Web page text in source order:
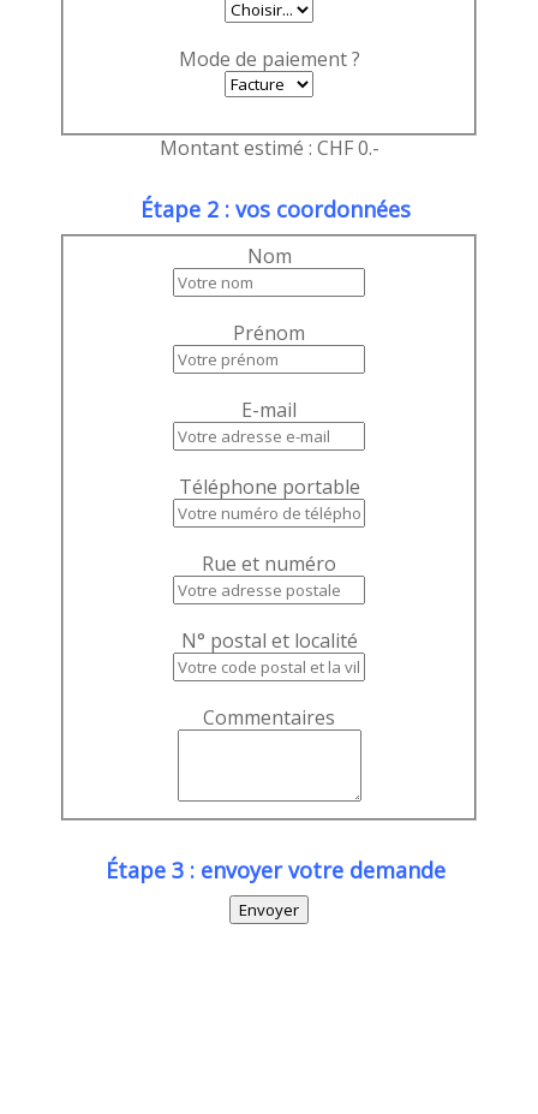
Mode de paiement ?
Montant estimé : CHF0.-
Étape 2 : vos coordonnées
Nom
Prénom
E-mail
Téléphone portable
Rue et numéro
N° postal et localité
Commentaires
Étape 3 : envoyer votre demande